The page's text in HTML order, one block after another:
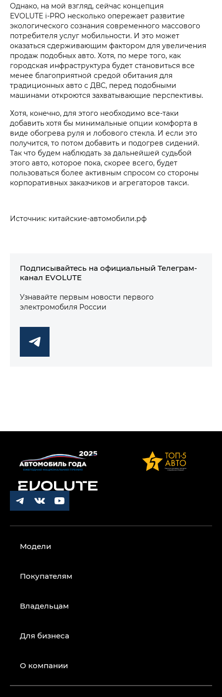
Однако, на мой взгляд, сейчас концепция
EVOLUTE i‑PRO несколько опережает развитие
экологического сознания современного массового
потребителя услуг мобильности. И это может
оказаться сдерживающим фактором для увеличения
продаж подобных авто. Хотя, по мере того, как
городская инфраструктура будет становиться все
менее благоприятной средой обитания для
традиционных авто с ДВС, перед подобными
машинами откроются захватывающие перспективы.
Хотя, конечно, для этого необходимо все-таки
добавить хотя бы минимальные опции комфорта в
виде обогрева руля и лобового стекла. И если это
получится, то потом добавить и подогрев сидений.
Так что будем наблюдать за дальнейшей судьбой
этого авто, которое пока, скорее всего, будет
пользоваться более активным спросом со стороны
корпоративных заказчиков и агрегаторов такси.
Источник: китайские-автомобили.рф
Подписывайтесь на официальный Телеграм-
канал EVOLUTE
Узнавайте первым новости первого
электромобиля России
Модели
Покупателям
Владельцам
Для бизнеса
О компании